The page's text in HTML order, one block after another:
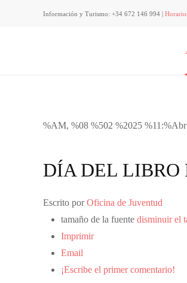
Información y Turismo: +34 672 146 994 |
%AM, %08 %502 %2025 %11:%Abr
DÍA DEL LIBRO
Escrito porOficina de Juventud
tamaño de la fuente disminuir el
Imprimir
Email
¡Escribe el primer comentario!